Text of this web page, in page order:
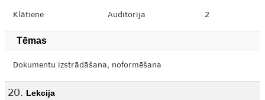
Klātiene Auditorija 2
Tēmas
Dokumentu izstrādāšana, noformēšana
Lekcija